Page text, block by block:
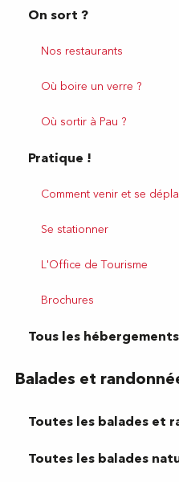
On sort ?
Nos restaurants
Où boire un verre ?
Où sortir à Pau ?
Pratique !
Comment venir et se
Se stationner
L'Office de Tourisme
Brochures
Tous les hébergements
Balades et
Toutes les balades et
Toutes les balades
contact
Pau
64000 Pau
Lescar
Lescar
e-mail nos offres et